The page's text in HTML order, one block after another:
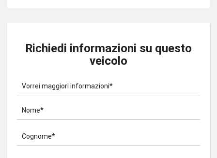
Richiedi informazioni su questo
veicolo
Vorrei maggiori informazioni*
Nome*
Cognome*